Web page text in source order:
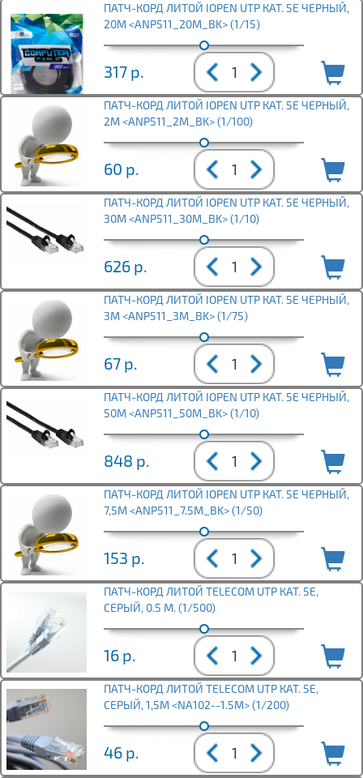
ПАТЧ-КОРД ЛИТОЙ IOPEN UTP КАТ. 5Е ЧЕРНЫЙ,
20М <ANP511_20M_BK> (1/15)
317 р.
ПАТЧ-КОРД ЛИТОЙ IOPEN UTP КАТ. 5Е ЧЕРНЫЙ,
2М <ANP511_2M_BK> (1/100)
60 р.
ПАТЧ-КОРД ЛИТОЙ IOPEN UTP КАТ. 5Е ЧЕРНЫЙ,
30М <ANP511_30M_BK> (1/10)
626 р.
ПАТЧ-КОРД ЛИТОЙ IOPEN UTP КАТ. 5Е ЧЕРНЫЙ,
3М <ANP511_3M_BK> (1/75)
67 р.
ПАТЧ-КОРД ЛИТОЙ IOPEN UTP КАТ. 5Е ЧЕРНЫЙ,
50М <ANP511_50M_BK> (1/10)
848 р.
ПАТЧ-КОРД ЛИТОЙ IOPEN UTP КАТ. 5Е ЧЕРНЫЙ,
7,5М <ANP511_7.5M_BK> (1/50)
153 р.
ПАТЧ-КОРД ЛИТОЙ TELECOM UTP КАТ. 5Е,
СЕРЫЙ, 0.5 М. (1/500)
16 р.
ПАТЧ-КОРД ЛИТОЙ TELECOM UTP КАТ. 5Е,
СЕРЫЙ, 1,5М <NA102--1.5M> (1/200)
46 р.